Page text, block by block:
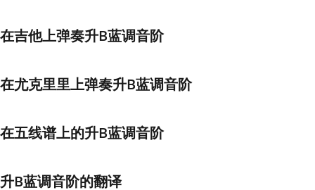
한국어
हिन्दी
Italiano
日本語
在吉他上弹奏升B蓝调音阶
在尤克里里上弹奏升B蓝调音阶
在五线谱上的升B蓝调音阶
升B蓝调音阶的翻译